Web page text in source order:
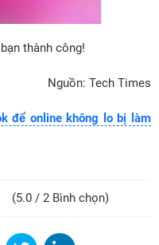
thành công!
Nguồn: Tech Times
để online không lo bị làm
(5.0 / 2 Bình chọn)